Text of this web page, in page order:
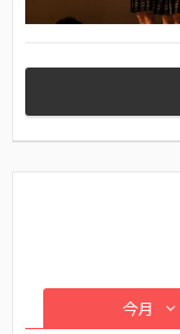
今月